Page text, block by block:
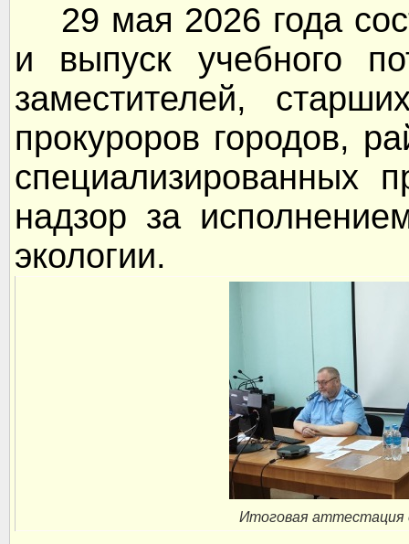
29 мая 2026 года
и выпуск учебного
заместителей,
прокуроров городов,
специализированных
надзор за
экологии.
Итоговая аттестация